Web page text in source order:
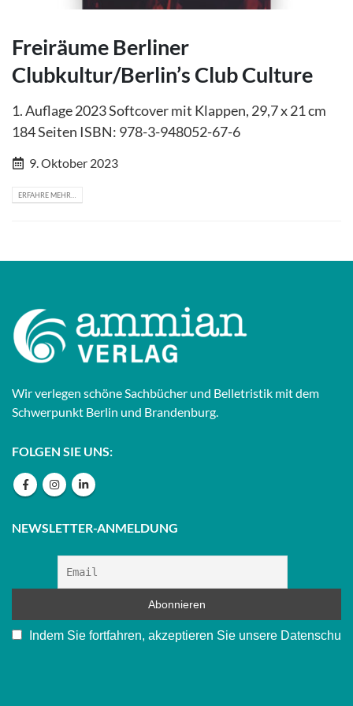
Freiräume Berliner
Clubkultur/Berlin’s Club Culture
1. Auflage 2023 Softcover mit Klappen, 29,7 x 21 cm
184 Seiten ISBN: 978-3-948052-67-6
9. Oktober 2023
ERFAHRE MEHR…
Wir verlegen schöne Sachbücher und Belletristik mit dem
Schwerpunkt Berlin und Brandenburg.
FOLGEN SIE UNS:
NEWSLETTER-ANMELDUNG
Indem Sie fortfahren, akzeptieren Sie unsere